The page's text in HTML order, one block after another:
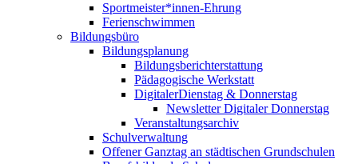
Sportmeister*innen-Ehrung
Ferienschwimmen
Bildungsbüro
Bildungsplanung
Bildungsberichterstattung
Pädagogische Werkstatt
DigitalerDienstag & Donnerstag
Newsletter Digitaler Donnerstag
Veranstaltungsarchiv
Schulverwaltung
Offener Ganztag an städtischen Grundschulen